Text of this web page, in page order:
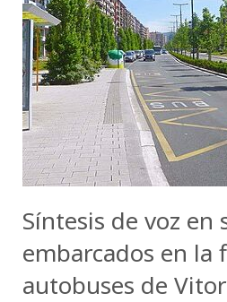
Síntesis de voz en
embarcados en la
autobuses de